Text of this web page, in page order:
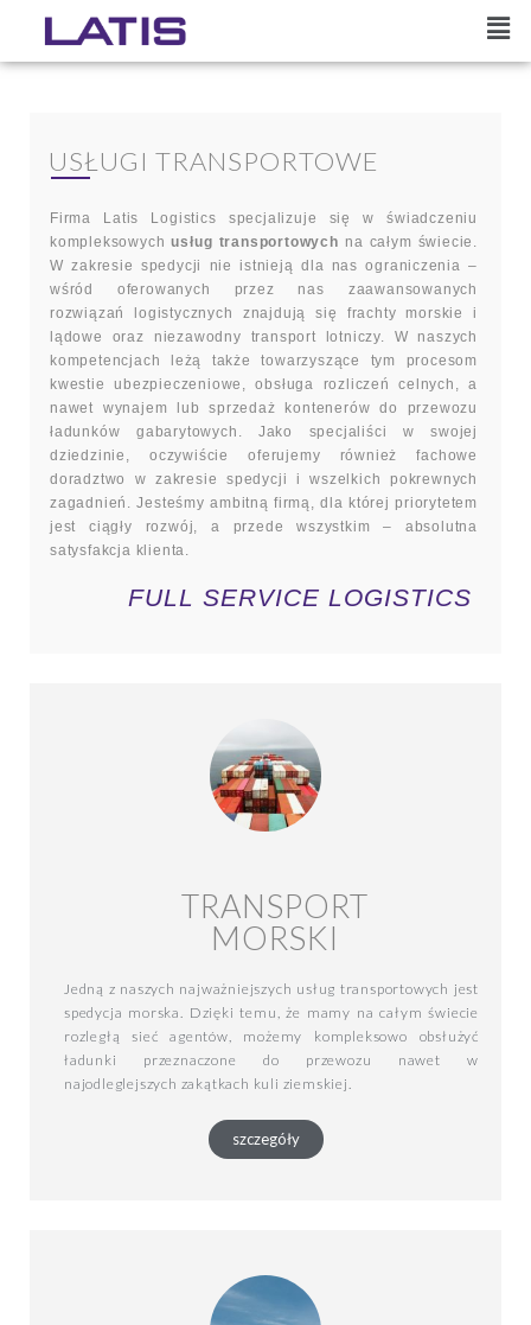
USŁUGI TRANSPORTOWE
Firma Latis Logistics specjalizuje się w świadczeniu
kompleksowych usług transportowych na całym świecie.
W zakresie spedycji nie istnieją dla nas ograniczenia –
wśród oferowanych przez nas zaawansowanych
rozwiązań logistycznych znajdują się frachty morskie i
lądowe oraz niezawodny transport lotniczy. W naszych
kompetencjach leżą także towarzyszące tym procesom
kwestie ubezpieczeniowe, obsługa rozliczeń celnych, a
nawet wynajem lub sprzedaż kontenerów do przewozu
ładunków gabarytowych. Jako specjaliści w swojej
dziedzinie, oczywiście oferujemy również fachowe
doradztwo w zakresie spedycji i wszelkich pokrewnych
zagadnień. Jesteśmy ambitną firmą, dla której priorytetem
jest ciągły rozwój, a przede wszystkim – absolutna
satysfakcja klienta.
FULL SERVICE LOGISTICS
TRANSPORT
MORSKI
Jedną z naszych najważniejszych usług transportowych jest
spedycja morska. Dzięki temu, że mamy na całym świecie
rozległą sieć agentów, możemy kompleksowo obsłużyć
ładunki przeznaczone do przewozu nawet w
najodleglejszych zakątkach kuli ziemskiej.
szczegóły